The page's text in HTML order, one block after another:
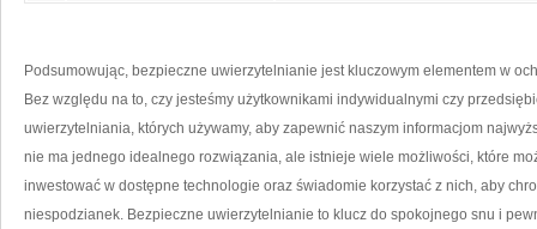
Podsumowując, bezpieczne uwierzytelnianie jest kluczowym elementem w
Bez względu na to, czy jesteśmy użytkownikami indywidualnymi czy
uwierzytelniania, których używamy, aby zapewnić⁢ naszym informacjom
nie ma jednego idealnego rozwiązania, ale⁣ istnieje ‍wiele możliwości, które‌
inwestować w⁤ dostępne ​technologie ‍oraz świadomie korzystać z nich,⁤ aby
‌niespodzianek. Bezpieczne uwierzytelnianie to klucz do ⁤spokojnego ⁣snu i